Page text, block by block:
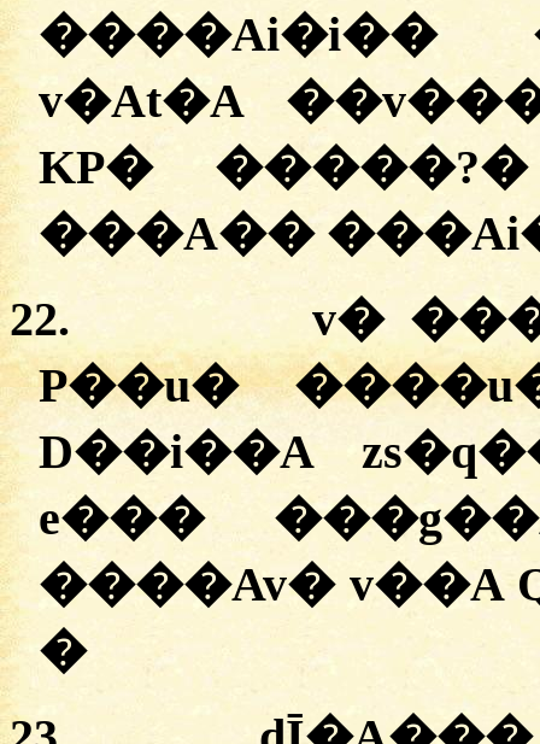
����Ai�i��
v�At�A
KP� �����?�
���A��
22.
v�
P��u�
D��i��A
e���
����Av� v��A
�